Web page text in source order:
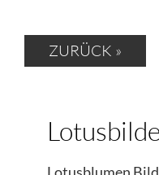
ZURÜCK »